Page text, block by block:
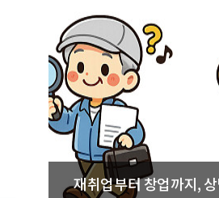
재취업부터 창업까지,